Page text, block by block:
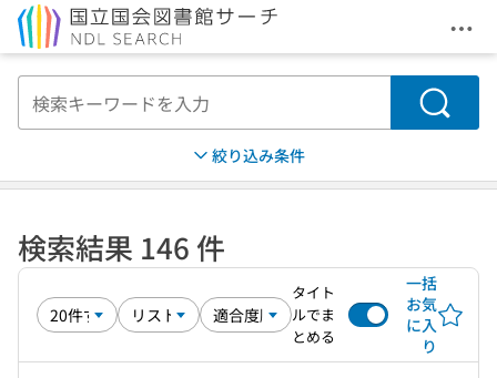
メ
検索
絞り込み条件
検索結果 146 件
タイト
ルでま
とめる
一括
お気
に入
り